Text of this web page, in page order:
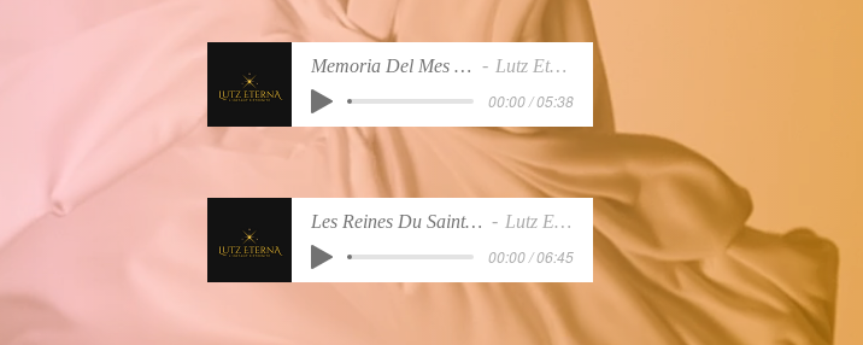
Memoria Del Mes Enlla
Lutz EternA
00:00 / 05:38
Les Reines Du Saint Laurent
Lutz EternA
00:00 / 06:45